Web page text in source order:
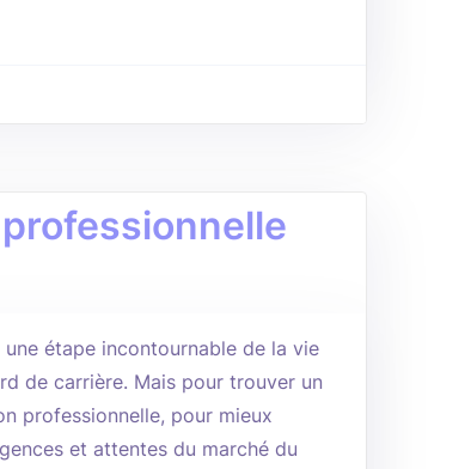
étape incontournable de la vie
de carrière. Mais pour trouver un
professionnelle, pour mieux
et attentes du marché du